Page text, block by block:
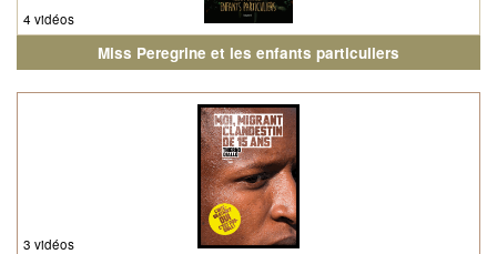
4 vidéos
Miss Peregrine et les enfants particuliers
3 vidéos